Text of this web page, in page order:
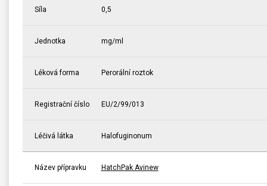
Síla 0,5
Jednotka mg/ml
Léková forma Perorální roztok
Registrační číslo EU/2/99/013
Léčivá látka Halofuginonum
Název přípravku HatchPak Avinew